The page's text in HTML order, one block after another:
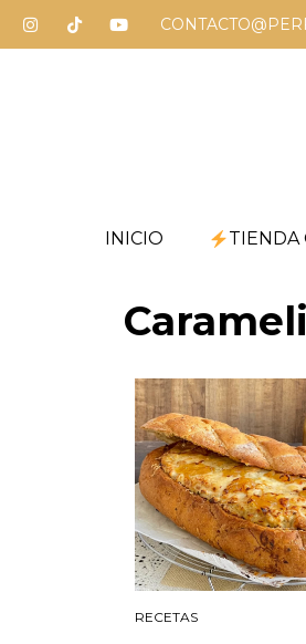
INICIO TIENDA
RECETAS